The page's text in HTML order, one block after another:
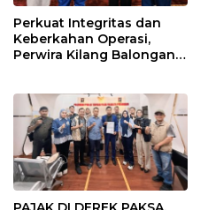
Perkuat Integritas dan
Keberkahan Operasi,
Perwira Kilang Balongan